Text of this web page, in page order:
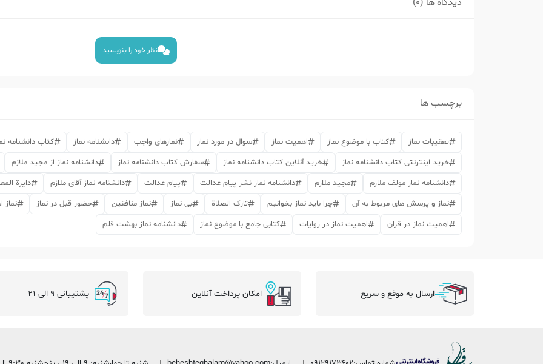
دیدگاه ها (0)
نظر خود را بنویسید
برچسب ها
تعقیبات نماز کتاب با موضوع نماز اهمیت نماز سوال در مورد نماز نمازهای واجب دانشنامه نماز کتاب دانشنامه
خرید اینترنتی کتاب دانشنامه نماز
خرید آنلاین کتاب دانشنامه نماز سفارش کتاب دانشنامه نماز دانشنامه نماز از مجید ملازم
دانشنامه نماز مولف ملازم
مجید ملازم دانشنامه نماز نشر پیام عدالت پیام عدالت دانشنامه نماز آقای ملازم دایرة
نماز و پرسش های مربوط به آن
چرا باید نماز بخوانیم تارک الصلاة بی نماز نماز منافقین حضور قبل در نماز نماز
اهمیت نماز در قران
اهمیت نماز در روایات کتابی جامع با موضوع نماز دانشنامه نماز بهشت قلم
ارسال به موقع و سریع امکان پرداخت آنلاین پشتیبانی 9 الی 21